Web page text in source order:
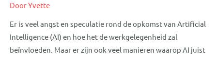
DoorYvette
Er is veel angst en speculatie rond de opkomst van Artificial
Intelligence (AI) en hoe het de werkgelegenheid zal
beïnvloeden. Maar er zijn ook veel manieren waarop AI juist